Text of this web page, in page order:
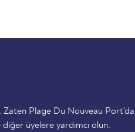
Plage Du Nouveau Port'da
üyelere yardımcı olun.